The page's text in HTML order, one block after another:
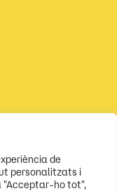
de
personalitzats i
"Acceptar-ho tot",